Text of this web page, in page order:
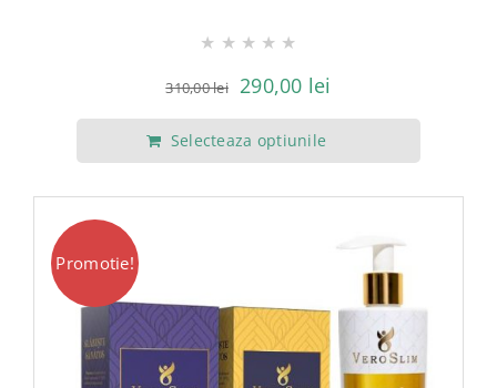
★ ★ ★ ★ ★
310,00lei
Prețul
inițial
a
290,00 lei
curent
Selecteaza optiunile
Promotie!